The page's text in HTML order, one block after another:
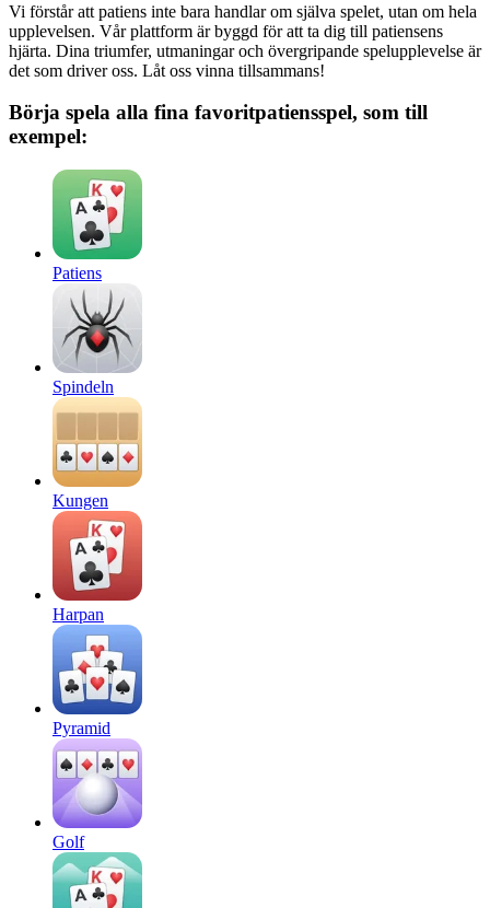
Vi förstår att patiens inte bara handlar om själva spelet, utan om hela
upplevelsen. Vår plattform är byggd för att ta dig till patiensens
hjärta. Dina triumfer, utmaningar och övergripande spelupplevelse är
det som driver oss. Låt oss vinna tillsammans!
Börja spela alla fina favoritpatiensspel, som till
exempel:
Patiens
Spindeln
Kungen
Harpan
Pyramid
Golf